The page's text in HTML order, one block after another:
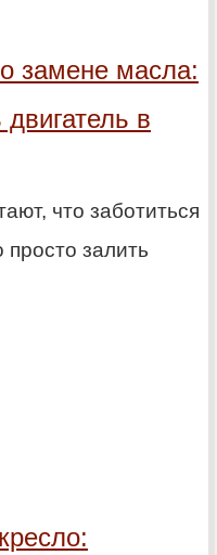
замене масла:
двигатель в
что заботиться
залить